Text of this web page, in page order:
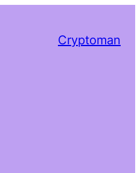
Cryptoman